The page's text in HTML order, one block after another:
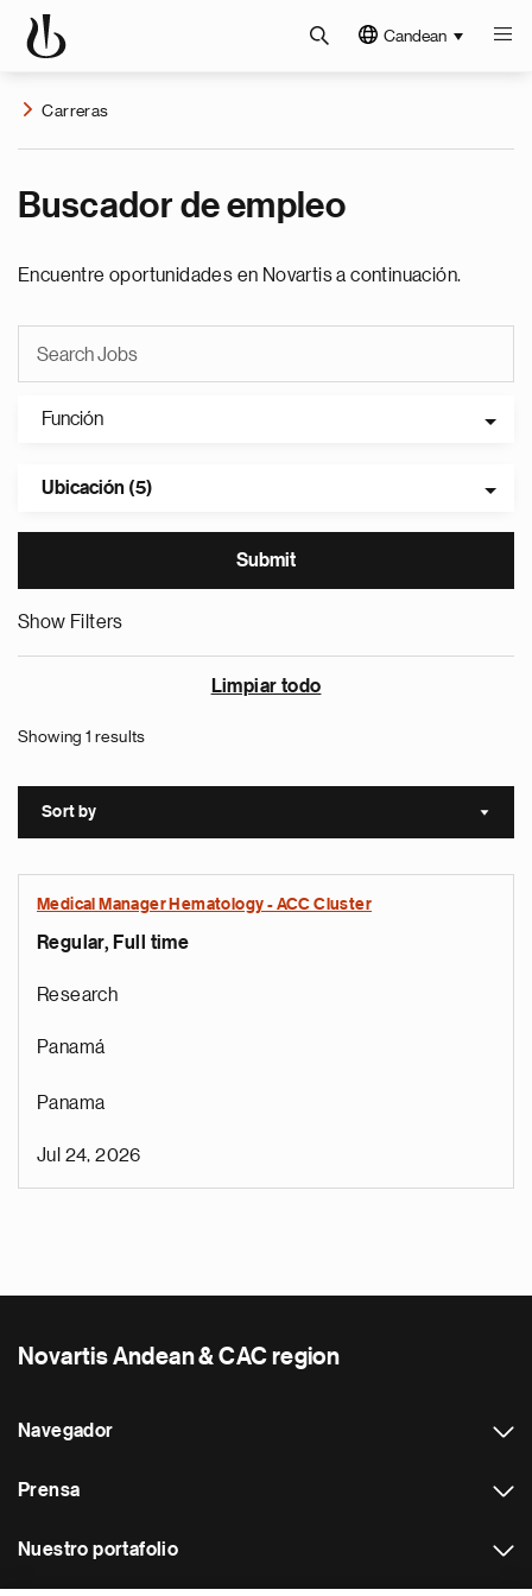
Candean
Carreras
Buscador de empleo
Encuentre oportunidades en Novartis a continuación.
Función
Ubicación (5)
Show Filters
Limpiar todo
Showing 1 results
Sort by Sort
Medical Manager Hematology - ACC Cluster
Regular, Full time
Research
Panamá
Panama
Jul 24, 2026
Novartis Andean & CAC region
Navegador
Prensa
Nuestro portafolio